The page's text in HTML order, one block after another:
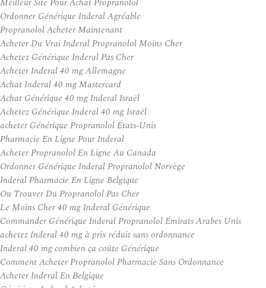
Ordonner Générique Inderal Agréable
Propranolol Acheter Maintenant
Acheter Du Vrai Inderal Propranolol Moins Cher
Achetez Générique Inderal Pas Cher
Acheter Inderal 40 mg Allemagne
Achat Inderal 40 mg Mastercard
Achat Générique 40 mg Inderal Israël
Achetez Générique Inderal 40 mg Israël
acheter Générique Propranolol États-Unis
Pharmacie En Ligne Pour Inderal
Acheter Propranolol En Ligne Au Canada
Ordonner Générique Inderal Propranolol Norvège
Inderal Pharmacie En Ligne Belgique
Ou Trouver Du Propranolol Pas Cher
Le Moins Cher 40 mg Inderal Générique
Commander Générique Inderal Propranolol Émirats Arabes Unis
achetez Inderal 40 mg à prix réduit sans ordonnance
Inderal 40 mg combien ça coûte Générique
Comment Acheter Propranolol Pharmacie Sans Ordonnance
Acheter Inderal En Belgique